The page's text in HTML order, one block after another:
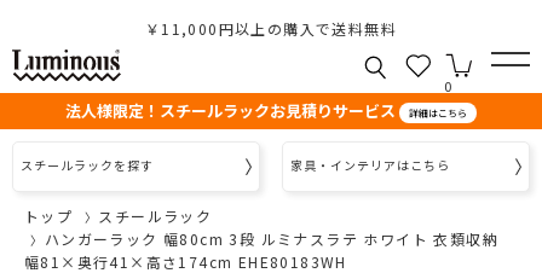
￥11,000円以上の購入で送料無料
0
法人様限定！スチールラックお見積りサービス 詳細はこちら
スチールラックを探す 家具・インテリアはこちら
トップ
スチールラック
ハンガーラック 幅80cm 3段 ルミナスラテ ホワイト 衣類収納
幅81×奥行41×高さ174cm EHE80183WH